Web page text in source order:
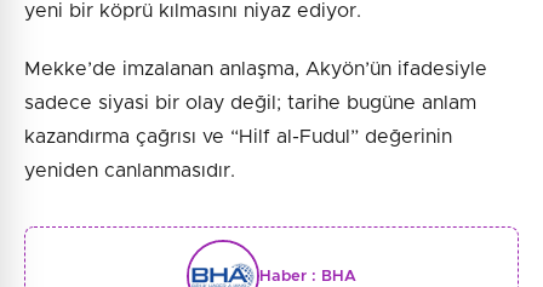
yeni bir köprü kılmasını niyaz ediyor.
Mekke’de imzalanan anlaşma, Akyön’ün ifadesiyle
sadece siyasi bir olay değil; tarihe bugüne anlam
kazandırma çağrısı ve “Hilf al-Fudul” değerinin
yeniden canlanmasıdır.
Haber : BHA